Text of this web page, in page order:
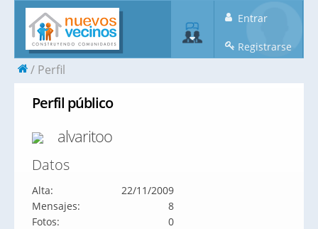
Entrar
Registrarse
Perfil
Perfil público
alvaritoo
Datos
Alta:
22/11/2009
Mensajes:
8
Fotos:
0